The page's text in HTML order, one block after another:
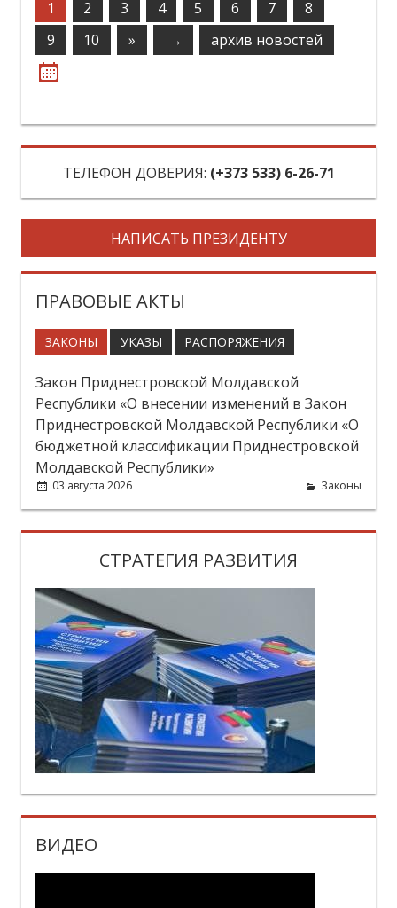
1 2 3 4 5 6 7
8
9
10 » → архив новостей
ТЕЛЕФОН ДОВЕРИЯ: ‎(+373 533) 6-26-71
НАПИСАТЬ ПРЕЗИДЕНТУ
ПРАВОВЫЕ АКТЫ
ЗАКОНЫ УКАЗЫ РАСПОРЯЖЕНИЯ
Закон Приднестровской Молдавской
Республики «О внесении изменений в Закон
Приднестровской Молдавской Республики «О
бюджетной классификации Приднестровской
Молдавской Республики»
03 августа 2026 Законы
СТРАТЕГИЯ РАЗВИТИЯ
ВИДЕО